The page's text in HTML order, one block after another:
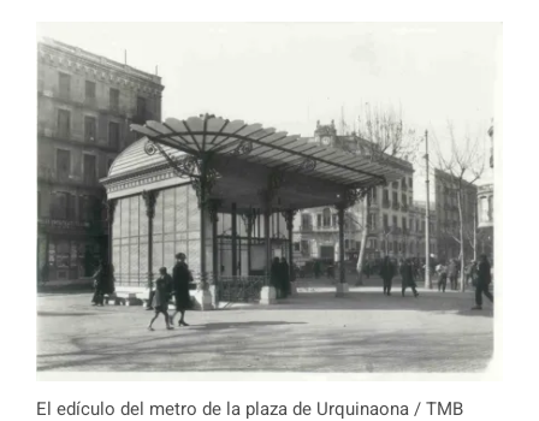
El edículo del metro de la plaza de Urquinaona / TMB